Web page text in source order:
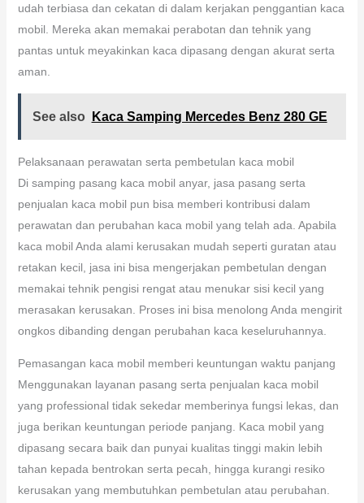
udah terbiasa dan cekatan di dalam kerjakan penggantian kaca
mobil. Mereka akan memakai perabotan dan tehnik yang
pantas untuk meyakinkan kaca dipasang dengan akurat serta
aman.
See also Kaca Samping Mercedes Benz 280 GE
Pelaksanaan perawatan serta pembetulan kaca mobil
Di samping pasang kaca mobil anyar, jasa pasang serta
penjualan kaca mobil pun bisa memberi kontribusi dalam
perawatan dan perubahan kaca mobil yang telah ada. Apabila
kaca mobil Anda alami kerusakan mudah seperti guratan atau
retakan kecil, jasa ini bisa mengerjakan pembetulan dengan
memakai tehnik pengisi rengat atau menukar sisi kecil yang
merasakan kerusakan. Proses ini bisa menolong Anda mengirit
ongkos dibanding dengan perubahan kaca keseluruhannya.
Pemasangan kaca mobil memberi keuntungan waktu panjang
Menggunakan layanan pasang serta penjualan kaca mobil
yang professional tidak sekedar memberinya fungsi lekas, dan
juga berikan keuntungan periode panjang. Kaca mobil yang
dipasang secara baik dan punyai kualitas tinggi makin lebih
tahan kepada bentrokan serta pecah, hingga kurangi resiko
kerusakan yang membutuhkan pembetulan atau perubahan.